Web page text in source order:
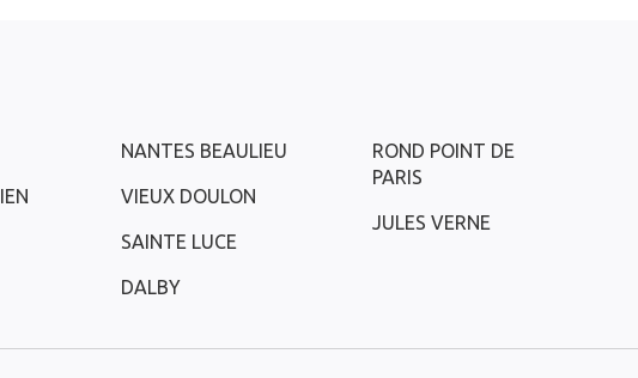
NANTES BEAULIEU
VIEUX DOULON
SAINTE LUCE
DALBY
ROND POINT DE
PARIS
JULES VERNE